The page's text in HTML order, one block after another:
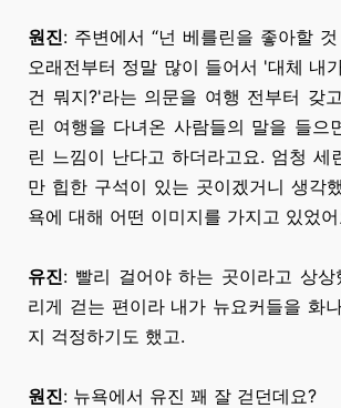
원진: 주변에서 “넌 베를린을 좋아할
오래전부터 정말 많이 들어서 '대체 내
건 뭐지?'라는 의문을 여행 전부터 갖
린 여행을 다녀온 사람들의 말을 들으
린 느낌이 난다고 하더라고요. 엄청 세
만 힙한 구석이 있는 곳이겠거니 생각
욕에 대해 어떤 이미지를 가지고 있었
유진: 빨리 걸어야 하는 곳이라고 상
리게 걷는 편이라 내가 뉴요커들을 화
지 걱정하기도 했고.
원진: 뉴욕에서 유진 꽤 잘 걷던데요?